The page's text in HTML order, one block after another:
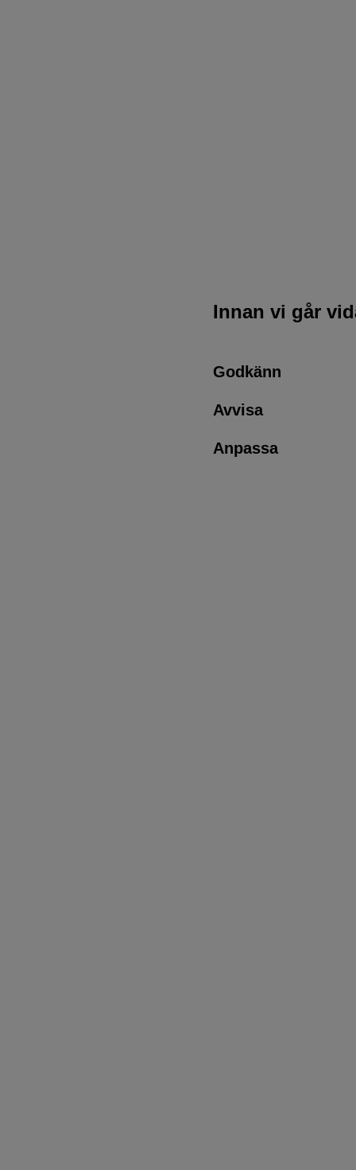
Innan vi går
Anpassa
Avvisa
Godkänn